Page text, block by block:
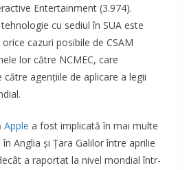
Entertainment (3.974).
cu sediul în SUA este
cazuri posibile de CSAM
lor către NCMEC, care
către agențiile de aplicare a legii
Apple a fost implicată în mai multe
Anglia și Țara Galilor între aprilie
a raportat la nivel mondial într-